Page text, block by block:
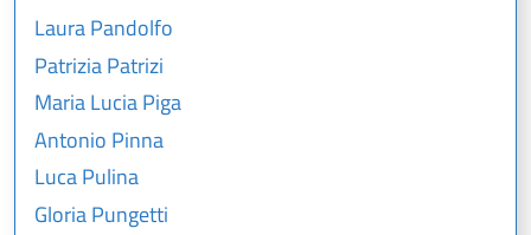
Laura Pandolfo
Patrizia Patrizi
Maria Lucia Piga
Antonio Pinna
Luca Pulina
Gloria Pungetti